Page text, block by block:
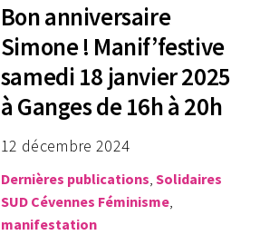
12 décembre 2024
Bon anniversaire
Simone ! Manif’festive
samedi 18 janvier 2025
à Ganges de 16h à 20h
Dernières publications, Solidaires
SUD Cévennes Féminisme,
manifestation